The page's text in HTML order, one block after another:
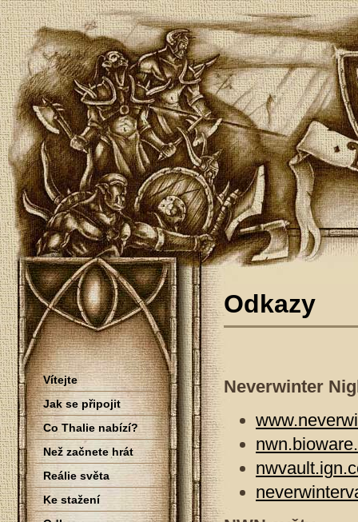
Odkazy
Neverwinter
Vítejte
Jak se připojit
Co Thalie nabízí?
Než začnete hrát
Reálie světa
Ke stažení